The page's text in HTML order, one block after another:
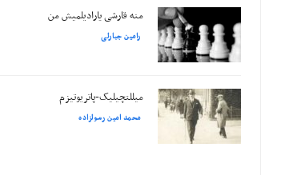
منه قارشی یارادیلمیش من
رامین جبارلی
میللتچیلیک-پاتریوتیزم
محمد امین رسولزاده